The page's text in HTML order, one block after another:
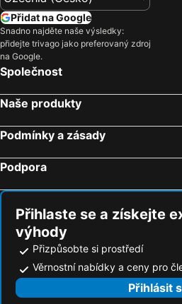
Přidat na Google
Snadno najděte naše výsledky:
přidejte trivago jako preferovaný zdroj
na Google.
Společnost
Naše produkty
Podmínky a zásady
Podpora
Přihlaste se a získejte
výhody
Přizpůsobte si prostředí
Věrnostní nabídky a ceny pro
Přihlásit